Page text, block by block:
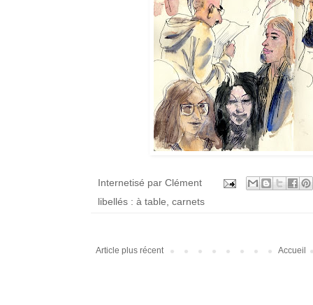
Internetisé par Clément
libellés : à table, carnets
Article plus récent Accueil